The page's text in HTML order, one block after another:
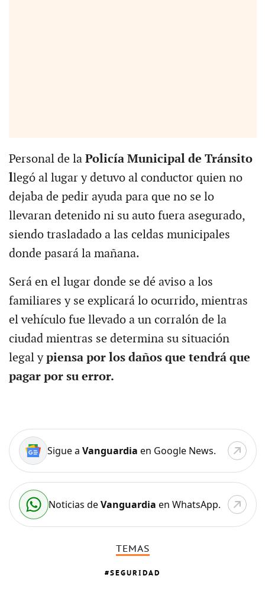
Personal de laPolicía Municipal de Tránsito
llegó al lugar y detuvo al conductor quien no
dejaba de pedir ayuda para que no se lo
llevaran detenido ni su auto fuera asegurado,
siendo trasladado a las celdas municipales
donde pasará la mañana.
Será en el lugar donde se dé aviso a los
familiares y se explicará lo ocurrido, mientras
el vehículo fue llevado a un corralón de la
ciudad mientras se determina su situación
legal ypiensa por los daños que tendrá que
pagar por su error.
Sigue a Vanguardia en Google News.
Noticias deVanguardia en WhatsApp.
TEMAS
SEGURIDAD